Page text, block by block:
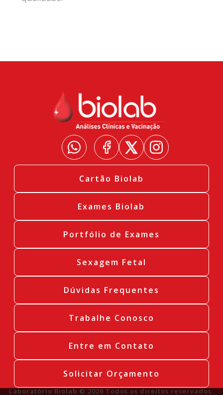
Cartão Biolab
Exames Biolab
Portfólio de Exames
Sexagem Fetal
Dúvidas Frequentes
Trabalhe Conosco
Entre em Contato
Solicitar Orçamento
Laboratório Biolab © 2026 Todos os direitos reservados.